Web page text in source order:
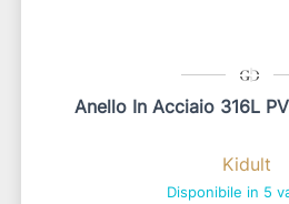
Anello In Acciaio 316L
Kidult
Disponibile in 5